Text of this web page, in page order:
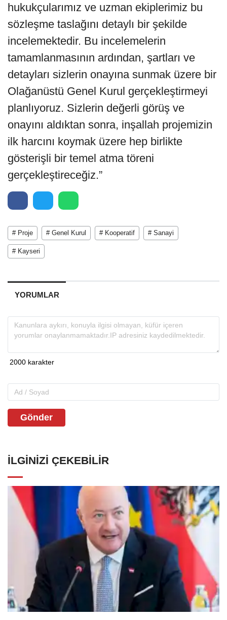
hukukçularımız ve uzman ekiplerimiz bu
sözleşme taslağını detaylı bir şekilde
incelemektedir. Bu incelemelerin
tamamlanmasının ardından, şartları ve
detayları sizlerin onayına sunmak üzere bir
Olağanüstü Genel Kurul gerçekleştirmeyi
planlıyoruz. Sizlerin değerli görüş ve
onayını aldıktan sonra, inşallah projemizin
ilk harcını koymak üzere hep birlikte
gösterişli bir temel atma töreni
gerçekleştireceğiz.”
# Proje # Genel Kurul # Kooperatif # Sanayi
# Kayseri
YORUMLAR
Gönder
İLGINIZI ÇEKEBILIR